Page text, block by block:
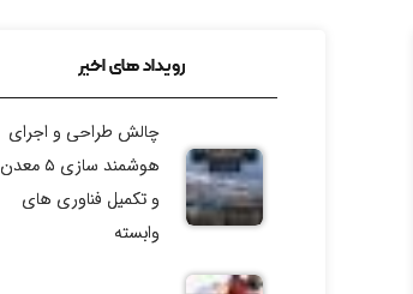
رویداد های اخیر
چالش طراحی و اجرای
هوشمند سازی ۵ معدن
و تکمیل فناوری های
وابسته